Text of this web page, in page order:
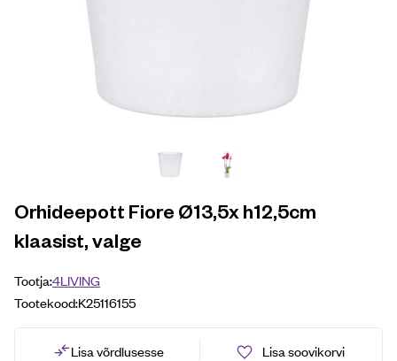
Orhideepott Fiore Ø13,5x h12,5cm
klaasist, valge
Tootja:4LIVING
Tootekood:K25116155
Lisa võrdlusesse Lisa soovikorvi